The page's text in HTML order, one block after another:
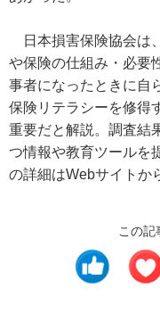
日本損害保険協会は
や保険の仕組み・必要
事者になったときに自
保険リテラシーを修得
重要だと解説。調査結
つ情報や教育ツールを
の詳細はWebサイトか
この記